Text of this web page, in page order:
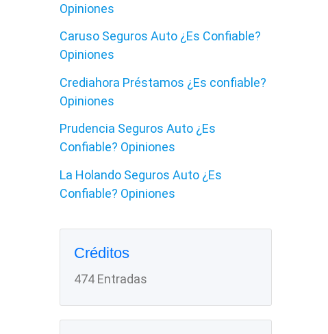
Opiniones
Caruso Seguros Auto ¿Es Confiable?
Opiniones
Crediahora Préstamos ¿Es confiable?
Opiniones
Prudencia Seguros Auto ¿Es
Confiable? Opiniones
La Holando Seguros Auto ¿Es
Confiable? Opiniones
Créditos
474 Entradas